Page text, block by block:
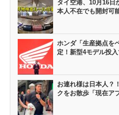
タイ空港、10月16日
本人不在でも開封可
ホンダ「生産拠点を
定！新型4モデル投入
お連れ様は日本人？
クをお散歩「現在ア